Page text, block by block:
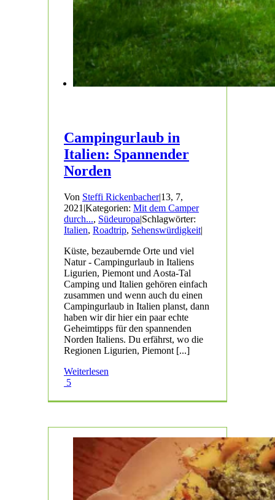
Campingurlaub in
Italien: Spannender
Norden
Von Steffi Rickenbacher|13, 7,
2021 |Kategorien: Mit dem Camper
durch..., Südeuropa|Schlagwörter:
Italien, Roadtrip, Sehenswürdigkeit|
Küste, bezaubernde Orte und viel
Natur - Campingurlaub in Italiens
Ligurien, Piemont und Aosta-Tal
Camping und Italien gehören einfach
zusammen und wenn auch du einen
Campingurlaub in Italien planst, dann
haben wir dir hier ein paar echte
Geheimtipps für den spannenden
Norden Italiens. Du erfährst, wo die
Regionen Ligurien, Piemont [...]
Weiterlesen
5